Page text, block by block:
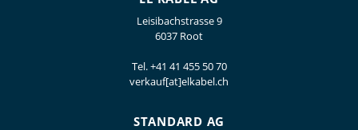
Leisibachstrasse 9
6037 Root
Tel.+41 41 455 50 70
verkauf[at]elkabel.ch
STANDARD AG